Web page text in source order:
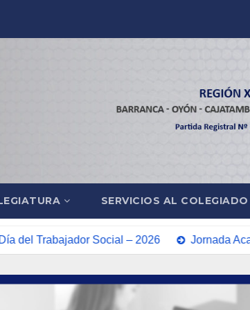
SERVICIOS AL COLEGIADO
Trabajador Social – 2026 Jornada